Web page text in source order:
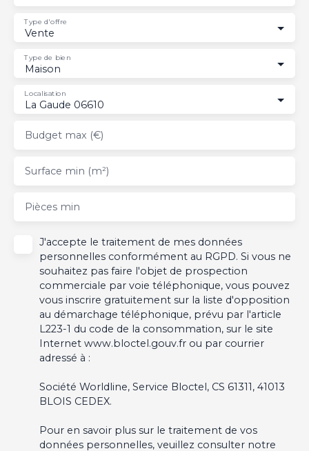
Vente
Type d'offre
Maison
Type de bien
La Gaude 06610
Localisation
Budget max (€)
Surface min (m²)
Pièces min
J'accepte le traitement de mes données
personnelles conformément au RGPD. Si vous ne
souhaitez pas faire l'objet de prospection
commerciale par voie téléphonique, vous pouvez
vous inscrire gratuitement sur la liste d'opposition
au démarchage téléphonique, prévu par l'article
L223-1 du code de la consommation, sur le site
Internet www.bloctel.gouv.fr ou par courrier
adressé à :
Société Worldline, Service Bloctel, CS 61311, 41013
BLOIS CEDEX.
Pour en savoir plus sur le traitement de vos
données personnelles, veuillez consulter notre